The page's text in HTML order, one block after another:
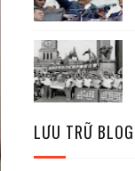
LƯU TRỮ BLOG